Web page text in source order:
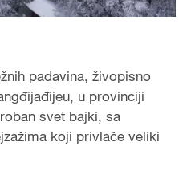
padavina, živopisno
u provinciji
svet bajki, sa
koji privlače veliki